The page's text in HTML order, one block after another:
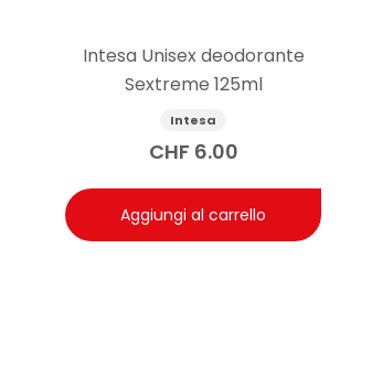
Intesa Unisex deodorante
Sextreme 125ml
Intesa
CHF 6.00
Aggiungi al carrello